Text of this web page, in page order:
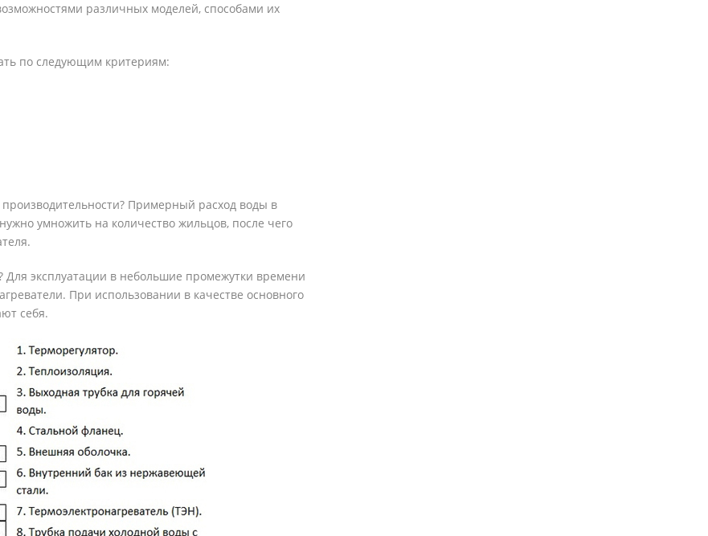
различных моделей, способами их
по следующим критериям:
Примерный расход воды в
умножить на количество жильцов, после чего
Для эксплуатации в небольшие промежутки времени
При использовании в качестве основного
себя.